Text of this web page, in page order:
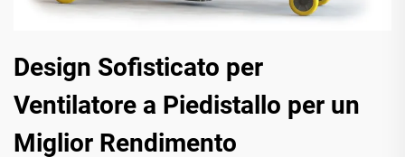
Design Sofisticato per
Ventilatore a Piedistallo per un
Miglior Rendimento